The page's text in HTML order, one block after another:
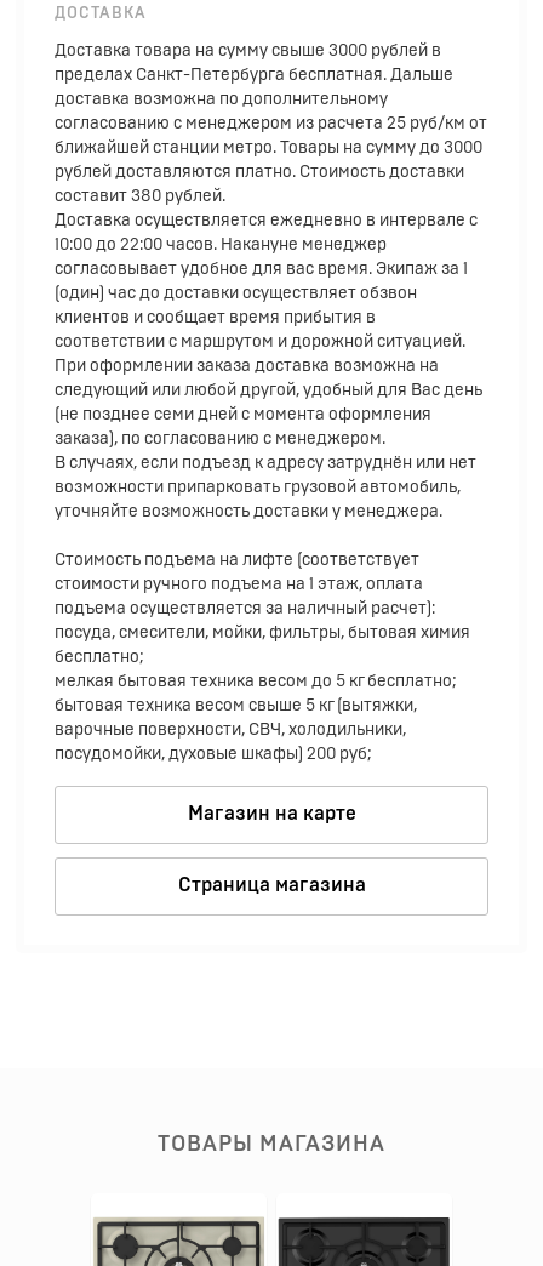
ДОСТАВКА
Доставка товара на сумму свыше 3000 рублей в
пределах Санкт-Петербурга бесплатная. Дальше
доставка возможна по дополнительному
согласованию с менеджером из расчета 25 руб/км от
ближайшей станции метро. Товары на сумму до 3000
рублей доставляются платно. Стоимость доставки
составит 380 рублей.
Доставка осуществляется ежедневно в интервале с
10:00 до 22:00 часов. Накануне менеджер
согласовывает удобное для вас время. Экипаж за 1
(один) час до доставки осуществляет обзвон
клиентов и сообщает время прибытия в
соответствии с маршрутом и дорожной ситуацией.
При оформлении заказа доставка возможна на
следующий или любой другой, удобный для Вас день
(не позднее семи дней с момента оформления
заказа), по согласованию с менеджером.
В случаях, если подъезд к адресу затруднён или нет
возможности припарковать грузовой автомобиль,
уточняйте возможность доставки у менеджера.
Стоимость подъема на лифте (соответствует
стоимости ручного подъема на 1 этаж, оплата
подъема осуществляется за наличный расчет):
посуда, смесители, мойки, фильтры, бытовая химия
бесплатно;
мелкая бытовая техника весом до 5 кг бесплатно;
бытовая техника весом свыше 5 кг (вытяжки,
варочные поверхности, СВЧ, холодильники,
посудомойки, духовые шкафы) 200 руб;
Магазин на карте
Страница магазина
ТОВАРЫ МАГАЗИНА